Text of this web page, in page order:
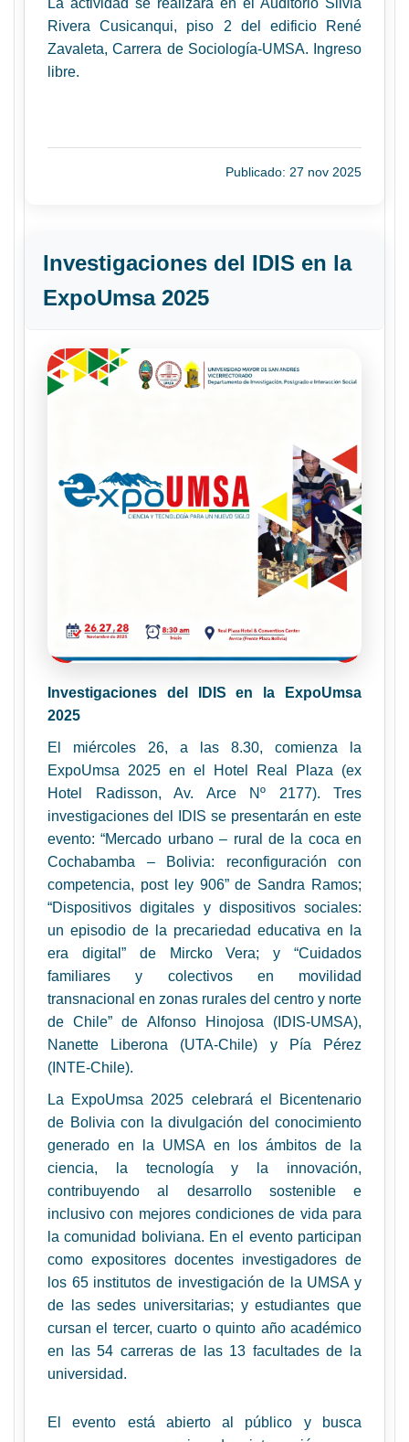
Rivera Cusicanqui, piso 2 del edificio René
Zavaleta, Carrera de Sociología-UMSA. Ingreso
libre.
Publicado: 27 nov 2025
Investigaciones del IDIS en la
ExpoUmsa 2025
Investigaciones del IDIS en la ExpoUmsa
2025
El miércoles 26, a las 8.30, comienza la
ExpoUmsa 2025 en el Hotel Real Plaza (ex
Hotel Radisson, Av. Arce Nº 2177). Tres
investigaciones del IDIS se presentarán en este
evento: “Mercado urbano – rural de la coca en
Cochabamba – Bolivia: reconfiguración con
competencia, post ley 906”de Sandra Ramos;
“Dispositivos digitales y dispositivos sociales:
un episodio de la precariedad educativa en la
era digital” de Mircko Vera; y “Cuidados
familiares y colectivos en movilidad
transnacional en zonas rurales del centro y norte
de Chile” de Alfonso Hinojosa (IDIS-UMSA),
Nanette Liberona (UTA-Chile) y Pía Pérez
(INTE-Chile).
La ExpoUmsa 2025 celebrará el Bicentenario
de Bolivia con la divulgación del conocimiento
generado en la UMSA en los ámbitos de la
ciencia, la tecnología y la innovación,
contribuyendo al desarrollo sostenible e
inclusivo con mejores condiciones de vida para
la comunidad boliviana. En el evento participan
como expositores docentes investigadores de
los 65 institutos de investigación de la UMSA y
de las sedes universitarias; y estudiantes que
cursan el tercer, cuarto o quinto año académico
en las 54 carreras de las 13 facultades de la
universidad.
El evento está abierto al público y busca